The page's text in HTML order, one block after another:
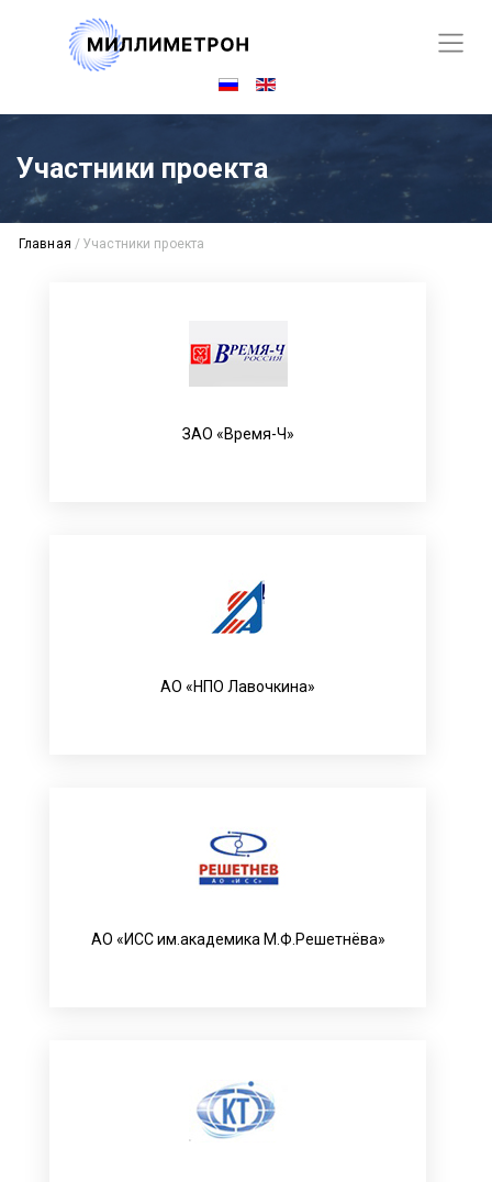
Участники проекта
Главная / Участники проекта
ЗАО «Время-Ч»
АО «НПО Лавочкина»
АО «ИСС им.академика М.Ф.Решетнёва»